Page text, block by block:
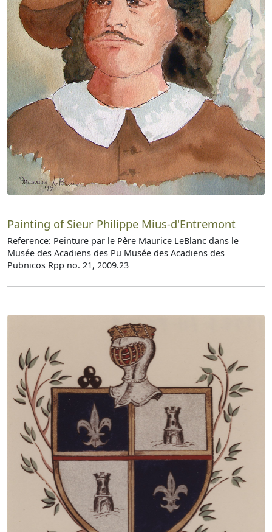
Painting of Sieur Philippe Mius-d'Entremont
Reference: Peinture par le Père Maurice LeBlanc dans le
Musée des Acadiens des Pu Musée des Acadiens des
Pubnicos Rpp no. 21, 2009.23